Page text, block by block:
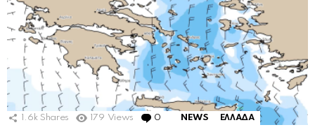
1.6k Shares 179 Views 0 Comments
NEWS ΕΛΛΑΔΑ